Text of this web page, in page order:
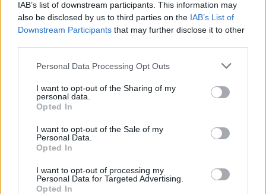
IAB’s list of downstream participants. This information may
also be disclosed by us to third parties on the IAB’s List of
Downstream Participants that may further disclose it to other
Please note that this website/app uses one or more Google
not limited to your visit or usage behaviour. You may click to
grant or deny consent to Google and its third-party tags to
use your data for below specified purposes in below Google
consent section.
Personal Data Processing Opt Outs
I want to opt-out of the Sharing of my
personal data.
Opted In
I want to opt-out of the Sale of my
Personal Data.
Opted In
I want to opt-out of processing my
Personal Data for Targeted Advertising.
Opted In
#KULTÚRA # FESTÉSZET #KÉPZŐMŰVÉSZET
#MESTERSÉGES INTELLIGENCIA
Népszerű